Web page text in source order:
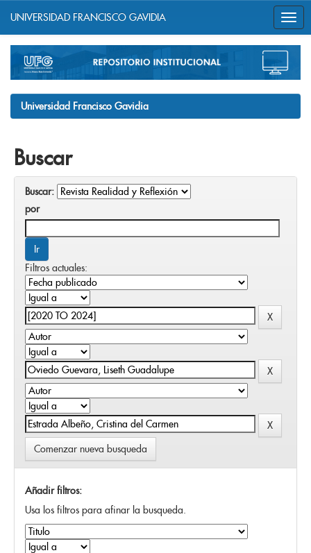
navigation
UNIVERSIDAD FRANCISCO GAVIDIA
Universidad Francisco Gavidia
Buscar
Buscar:
por
Filtros actuales:
Comenzar nueva busqueda
Añadir filtros:
Usa los filtros para afinar la busqueda.